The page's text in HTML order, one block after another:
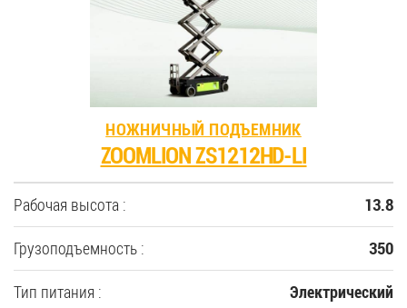
НОЖНИЧНЫЙ ПОДЪЕМНИК
ZOOMLION ZS1212HD-LI
Рабочая высота : 13.8
Грузоподъемность : 350
Тип питания : Электрический